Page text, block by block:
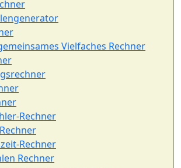
Vielfaches Rechner
Rechner
Rechner
Rechner